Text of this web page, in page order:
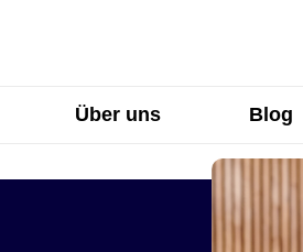
Über uns Blog